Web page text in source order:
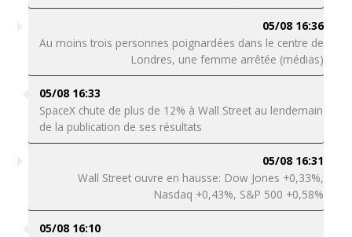
05/08 16:36
Au moins trois personnes poignardées dans le centre de
Londres, une femme arrêtée (médias)
05/08 16:33
SpaceX chute de plus de 12% à Wall Street au lendemain
de la publication de ses résultats
05/08 16:31
Wall Street ouvre en hausse: Dow Jones +0,33%,
Nasdaq +0,43%, S&P 500 +0,58%
05/08 16:10